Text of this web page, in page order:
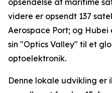
opsendelse af maritime
videre er opsendt 137
Aerospace Port; og
sin "Optics Valley" til et
optoelektronik.
Denne lokale udvikling